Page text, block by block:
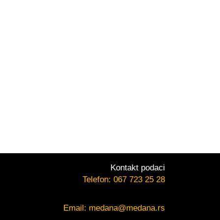
Kontakt podaci
Telefon: 067 723 25 28
Email: medana@medana.rs